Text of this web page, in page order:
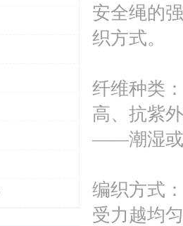
安全绳的
织方式。
纤维种类
高、抗紫
——潮湿或
编织方式
受力越均